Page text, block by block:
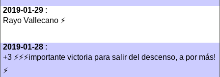
2019-01-29 :
Rayo Vallecano ⚡️
2019-01-28 :
+3 ⚡️⚡️⚡️importante victoria para salir del descenso, a por más!
⚡️